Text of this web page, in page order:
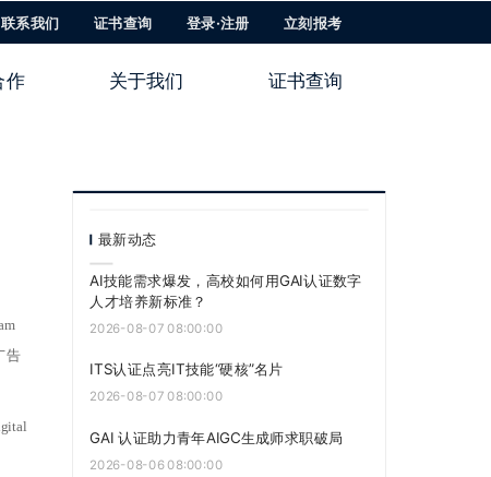
联系我们 证书查询 登录·注册 立刻报考
作 关于我们 证书查询
告
最新动态
AI技能需求爆发，高校如何用GAI认证数字
人才培养新标准？
2026-08-07 08:00:00
ITS认证点亮IT技能“硬核”名片
2026-08-07 08:00:00
GAI 认证助力青年AIGC生成师求职破局
2026-08-06 08:00:00